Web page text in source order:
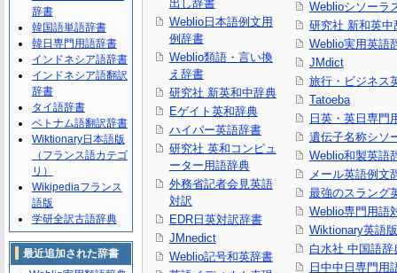
出し辞書
Weblio日本語例文用
例辞書
Weblio類語・言い換
え辞書
研究社 新英和中辞典
Eゲイト英和辞典
ハイパー英語辞書
研究社 英和コンピュ
ーター用語辞典
外務省記者会見英語
対訳
EDR日英対訳辞書
JMnedict
Weblio記号和英辞書
Weblioシソーラ
研究社 新和英中
Weblio実用英語
JMdict
旅行・ビジネス
Tatoeba
日英・英日専門
遺伝子名称シソ
Weblio和製英語
メール英語例文
最強のスラング
Weblio専門用語
Wiktionary英語版
白水社 中国語辞
日中中日専門用
辞書
韓国語単語辞書
韓日専門用語辞書
インドネシア語辞書
インドネシア語翻訳
辞書
タイ語辞書
ベトナム語翻訳辞書
Wiktionary日本語版
（フランス語カテゴ
リ）
Wikipediaフランス
語版
学研全訳古語辞典
最近追加された辞書